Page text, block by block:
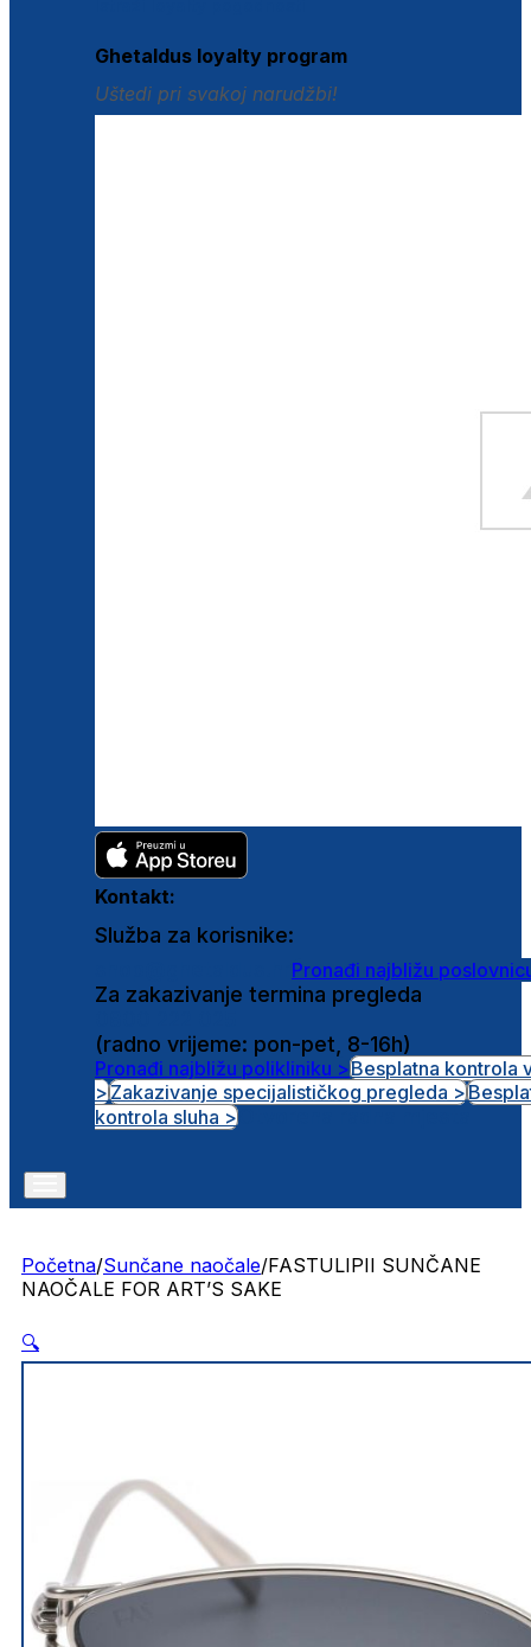
Ghetaldus loyalty program
Uštedi pri svakoj narudžbi!
Kontakt:
Služba za korisnike:
Pronađi najbližu
Za zakazivanje termina pregleda
(radno vrijeme: pon-pet, 8-16h)
Pronađi najbližu polikliniku >Besplatna kontrola
>Zakazivanje specijalističkog pregleda >
kontrola sluha >
Početna/Sunčane naočale/FASTULIPII SUNČANE
NAOČALE FOR ART’S SAKE
🔍